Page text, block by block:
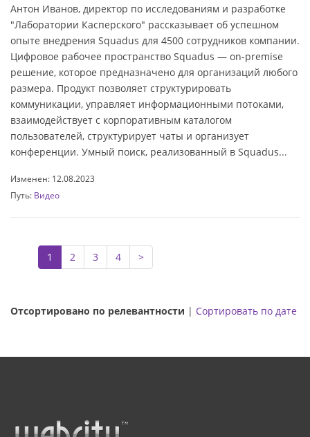
Антон Иванов, директор по исследованиям и разработке
"Лаборатории Касперского" рассказывает об успешном
опыте внедрения Squadus для 4500 сотрудников компании.
Цифровое рабочее пространство Squadus — on-premise
решение, которое предназначено для организаций любого
размера. Продукт позволяет структурировать
коммуникации, управляет информационными потоками,
взаимодействует с корпоративным каталогом
пользователей, структурирует чаты и организует
конференции. Умный поиск, реализованный в Squadus...
Изменен: 12.08.2023
Путь: Видео
1 2 3 4 >
Отсортировано по релевантности | Сортировать по дате